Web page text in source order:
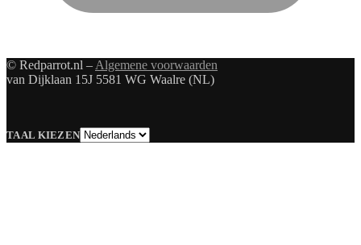
© Redparrot.nl – Algemene voorwaarden
van Dijklaan 15J 5581 WG Waalre (NL)
TAAL KIEZENTaal